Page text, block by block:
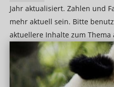
Jahr aktualisiert. Zahlen und
mehr aktuell sein. Bitte
aktuellere Inhalte zum